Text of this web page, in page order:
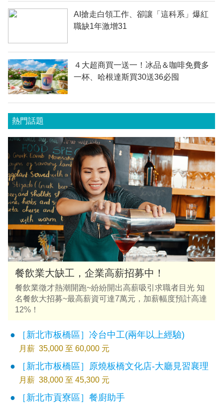
AI搶走白領工作、卻讓「這科系」爆紅
職缺1年激增31
４大超商買一送一！冰品＆咖啡免費多
一杯、哈根達斯買30送36必囤
熱門話題
餐飲業大缺工，企業高薪招募中！
餐飲業徵才熱潮開跑~紛紛開出高薪吸引求職者目光 知
名餐飲大招募~最高薪資可達7萬元，加薪幅度預計高達
12%！
［新北市板橋區］冷台中工(兩年以上經驗)
月薪 35,000 至 60,000 元
［新北市板橋區］原燒板橋文化店-大廳見習襄理
月薪 38,000 至 45,300 元
［新北市貢寮區］餐廚助手